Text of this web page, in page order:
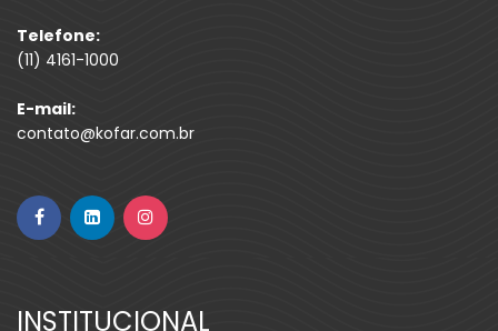
Telefone:
(11) 4161-1000
E-mail:
contato@kofar.com.br
INSTITUCIONAL